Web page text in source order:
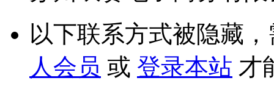
以下联系方式被隐藏
人会员 或 登录本站 才